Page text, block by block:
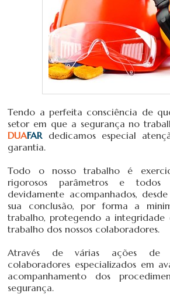
Tendo a perfeita consciência de
setor em que a segurança no
DUAFAR dedicamos especial
garantia.
Todo o nosso trabalho é
rigorosos parâmetros e
devidamente acompanhados,
sua conclusão, por forma a
trabalho, protegendo a
trabalho dos nossos colaboradores.
Através de várias ações de
colaboradores especializados em
acompanhamento dos
segurança.